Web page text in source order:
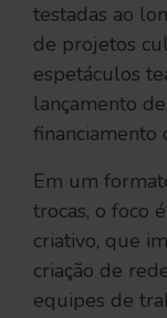
testadas ao
de projetos
espetáculos
lançamento
financiamento
Em um
trocas, o foco
criativo, que
criação de
equipes de